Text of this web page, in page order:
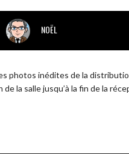
NOËL
photos inédites de la
la salle jusqu’à la fin de la